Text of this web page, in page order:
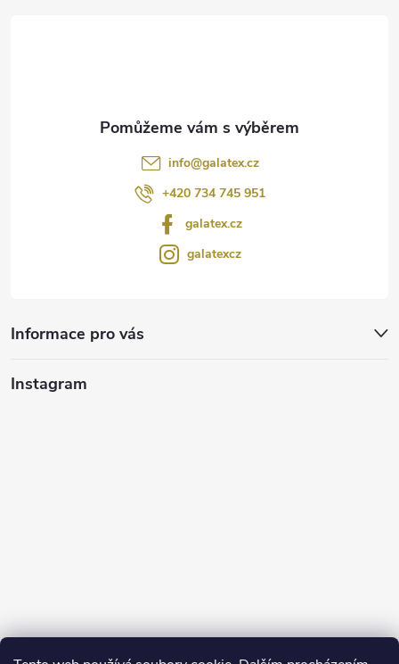
info@galatex.cz
+420 734 745 951
galatex.cz
galatexcz
Informace pro vás
Instagram